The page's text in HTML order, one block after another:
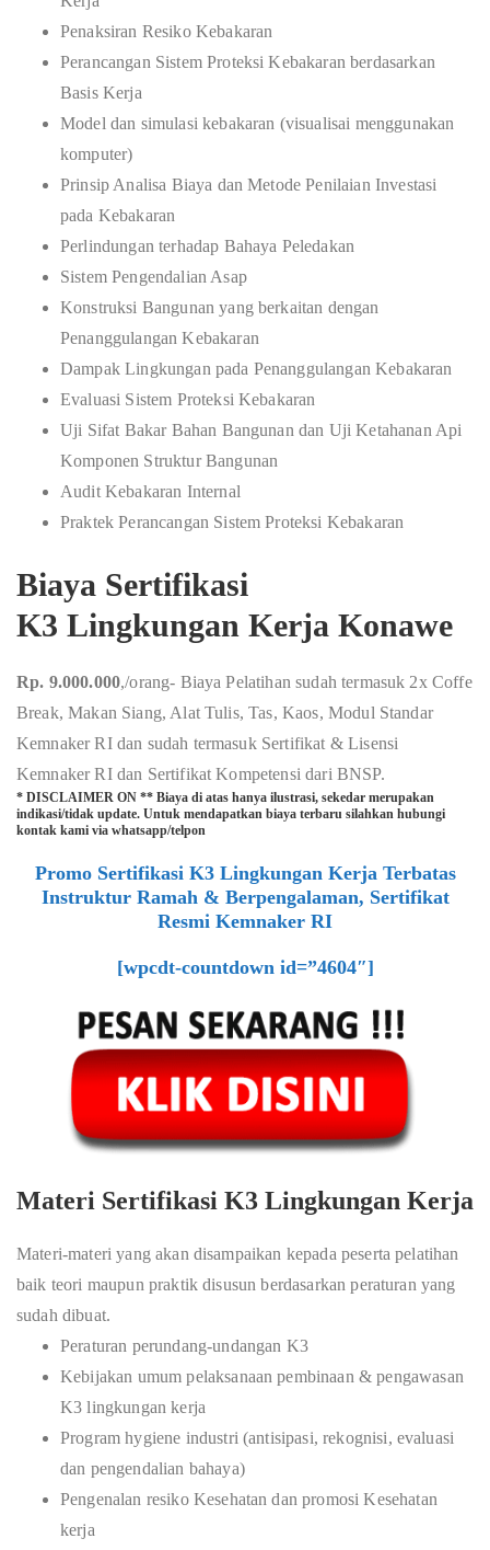
Penaksiran Resiko Kebakaran
Perancangan Sistem Proteksi Kebakaran berdasarkan
Basis Kerja
Model dan simulasi kebakaran (visualisai menggunakan
komputer)
Prinsip Analisa Biaya dan Metode Penilaian Investasi
pada Kebakaran
Perlindungan terhadap Bahaya Peledakan
Sistem Pengendalian Asap
Konstruksi Bangunan yang berkaitan dengan
Penanggulangan Kebakaran
Dampak Lingkungan pada Penanggulangan Kebakaran
Evaluasi Sistem Proteksi Kebakaran
Uji Sifat Bakar Bahan Bangunan dan Uji Ketahanan Api
Komponen Struktur Bangunan
Audit Kebakaran Internal
Praktek Perancangan Sistem Proteksi Kebakaran
Biaya Sertifikasi
K3 Lingkungan Kerja Konawe
Rp. 9.000.000,/orang- Biaya Pelatihan sudah termasuk 2x Coffe
Break, Makan Siang, Alat Tulis, Tas, Kaos, Modul Standar
Kemnaker RI dan sudah termasuk Sertifikat & Lisensi
Kemnaker RI dan Sertifikat Kompetensi dari BNSP.
* DISCLAIMER ON ** Biaya di atas hanya ilustrasi, sekedar merupakan
indikasi/tidak update. Untuk mendapatkan biaya terbaru silahkan hubungi
kontak kami via whatsapp/telpon
Promo Sertifikasi K3 Lingkungan Kerja Terbatas
Instruktur Ramah & Berpengalaman, Sertifikat
Resmi Kemnaker RI
[wpcdt-countdown id=”4604″]
Materi Sertifikasi K3 Lingkungan Kerja
Materi-materi yang akan disampaikan kepada peserta pelatihan
baik teori maupun praktik disusun berdasarkan peraturan yang
sudah dibuat.
Peraturan perundang-undangan K3
Kebijakan umum pelaksanaan pembinaan & pengawasan
K3 lingkungan kerja
Program hygiene industri (antisipasi, rekognisi, evaluasi
dan pengendalian bahaya)
Pengenalan resiko Kesehatan dan promosi Kesehatan
kerja